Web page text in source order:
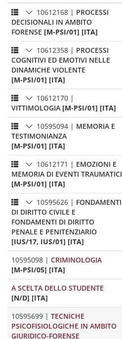
10612168 | PROCESSI
DECISIONALI IN AMBITO
FORENSE [M-PSI/01] [ITA]
10612358 | PROCESSI
COGNITIVI ED EMOTIVI NELLE
DINAMICHE VIOLENTE
[M-PSI/01] [ITA]
10612170 |
VITTIMOLOGIA [M-PSI/01] [ITA]
10595094 | MEMORIA E
TESTIMONIANZA
[M-PSI/01] [ITA]
10612171 | EMOZIONI E
MEMORIA DI EVENTI TRAUMATICI
[M-PSI/01] [ITA]
10595626 | FONDAMENTI
DI DIRITTO CIVILE E
FONDAMENTI DI DIRITTO
PENALE E PENITENZIARIO
[IUS/17, IUS/01] [ITA]
10595098 | CRIMINOLOGIA
[M-PSI/05] [ITA]
A SCELTA DELLO STUDENTE
[N/D] [ITA]
10595699 | TECNICHE
PSICOFISIOLOGICHE IN AMBITO
GIURIDICO-FORENSE